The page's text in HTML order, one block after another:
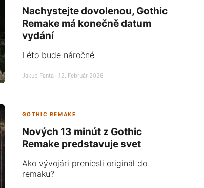
Nachystejte dovolenou, Gothic
Remake má konečně datum
vydání
Léto bude náročné
Jakub Fanta | 12. Február 2026
GOTHIC REMAKE
Nových 13 minút z Gothic
Remake predstavuje svet
Ako vývojári preniesli originál do
remaku?